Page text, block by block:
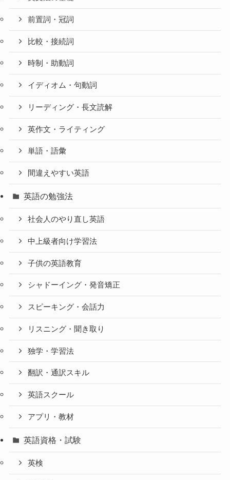
前置詞・冠詞
比較・接続詞
時制・助動詞
イディオム・句動詞
リーディング・長文読解
英作文・ライティング
単語・語彙
間違えやすい英語
英語の勉強法
社会人のやり直し英語
中上級者向け学習法
子供の英語教育
シャドーイング・発音矯正
スピーキング・会話力
リスニング・聞き取り
独学・学習法
翻訳・通訳スキル
英語スクール
アプリ・教材
英語資格・試験
英検